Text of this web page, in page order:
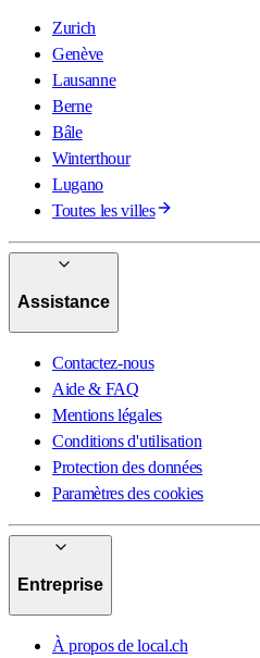
Zurich
Genève
Lausanne
Berne
Bâle
Winterthour
Lugano
Toutes les villes
Assistance
Contactez-nous
Aide & FAQ
Mentions légales
Conditions d'utilisation
Protection des données
Paramètres des cookies
Entreprise
À propos de local.ch